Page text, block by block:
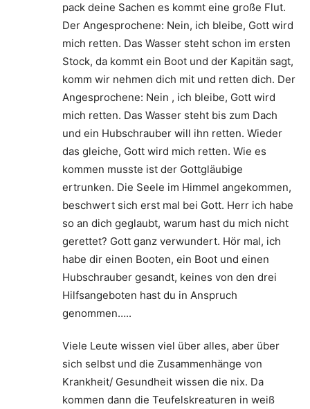
pack deine Sachen es kommt eine große Flut.
Der Angesprochene: Nein, ich bleibe, Gott wird
mich retten. Das Wasser steht schon im ersten
Stock, da kommt ein Boot und der Kapitän sagt,
komm wir nehmen dich mit und retten dich. Der
Angesprochene: Nein , ich bleibe, Gott wird
mich retten. Das Wasser steht bis zum Dach
und ein Hubschrauber will ihn retten. Wieder
das gleiche, Gott wird mich retten. Wie es
kommen musste ist der Gottgläubige
ertrunken. Die Seele im Himmel angekommen,
beschwert sich erst mal bei Gott. Herr ich habe
so an dich geglaubt, warum hast du mich nicht
gerettet? Gott ganz verwundert. Hör mal, ich
habe dir einen Booten, ein Boot und einen
Hubschrauber gesandt, keines von den drei
Hilfsangeboten hast du in Anspruch
genommen…..
Viele Leute wissen viel über alles, aber über
sich selbst und die Zusammenhänge von
Krankheit/ Gesundheit wissen die nix. Da
kommen dann die Teufelskreaturen in weiß